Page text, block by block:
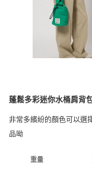
蓬鬆多彩迷你水桶肩背
非常多繽紛的顏色可以選
品呦
重量